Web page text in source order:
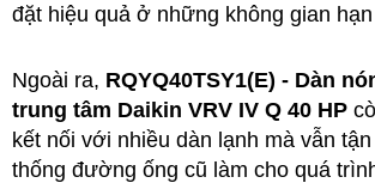
đặt hiệu quả ở những không gian
Ngoài ra, RQYQ40TSY1(E) - Dàn
trung tâm Daikin VRV IV Q 40 HP
kết nối với nhiều dàn lạnh mà vẫn
thống đường ống cũ làm cho quá